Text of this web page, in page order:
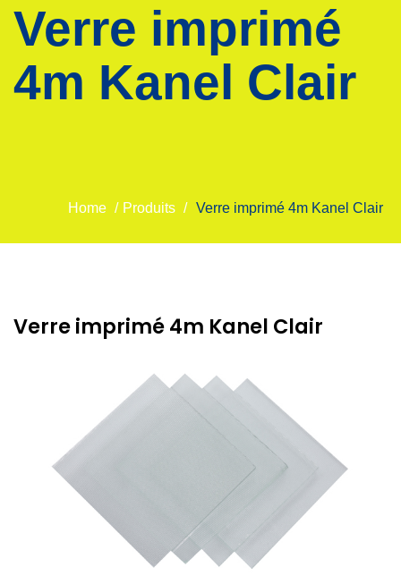
Verre imprimé
4m Kanel Clair
Home / Produits / Verre imprimé 4m Kanel Clair
Verre imprimé 4m Kanel Clair